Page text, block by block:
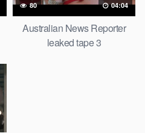
80 04:04
Australian News Reporter
leaked tape 3